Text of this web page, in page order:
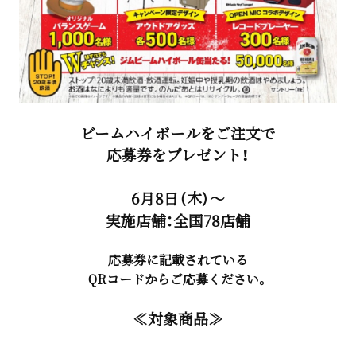
ビームハイボールをご注文で
応募券をプレゼント！
6月8日（木）～
実施店舗：全国78店舗
応募券に記載されている
QRコードからご応募ください。
≪対象商品≫